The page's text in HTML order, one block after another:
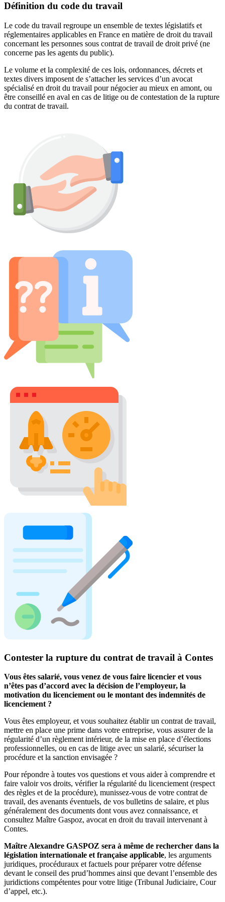
Définition du code du travail
Le code du travail regroupe un ensemble de textes législatifs et
réglementaires applicables en France en matière de droit du travail
concernant les personnes sous contrat de travail de droit privé (ne
concerne pas les agents du public).
Le volume et la complexité de ces lois, ordonnances, décrets et
textes divers imposent de s’attacher les services d’un avocat
spécialisé en droit du travail pour négocier au mieux en amont, ou
être conseillé en aval en cas de litige ou de contestation de la rupture
du contrat de travail.
Contester la rupture du contrat de travail à Contes
Vous êtes salarié, vous venez de vous faire licencier et vous
n’êtes pas d’accord avec la décision de l’employeur, la
motivation du licenciement ou le montant des indemnités de
licenciement ?
Vous êtes employeur, et vous souhaitez établir un contrat de travail,
mettre en place une prime dans votre entreprise, vous assurer de la
régularité d’un règlement intérieur, de la mise en place d’élections
professionnelles, ou en cas de litige avec un salarié, sécuriser la
procédure et la sanction envisagée ?
Pour répondre à toutes vos questions et vous aider à comprendre et
faire valoir vos droits, vérifier la régularité du licenciement (respect
des règles et de la procédure), munissez-vous de votre contrat de
travail, des avenants éventuels, de vos bulletins de salaire, et plus
généralement des documents dont vous avez connaissance, et
consultez Maître Gaspoz, avocat en droit du travail intervenant à
Contes.
Maître Alexandre GASPOZ sera à même de rechercher dans la
législation internationale et française applicable, les arguments
juridiques, procéduraux et factuels pour préparer votre défense
devant le conseil des prud’hommes ainsi que devant l’ensemble des
juridictions compétentes pour votre litige (Tribunal Judiciaire, Cour
d’appel, etc.).